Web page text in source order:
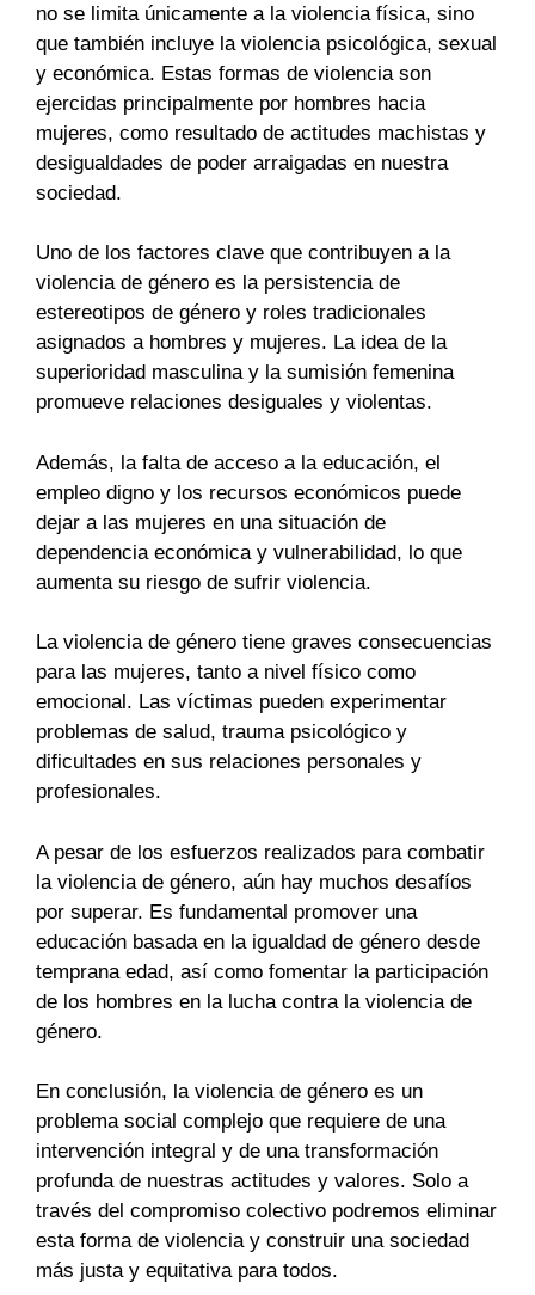
no se limita únicamente a la violencia física, sino
que también incluye la violencia psicológica, sexual
y económica. Estas formas de violencia son
ejercidas principalmente por hombres hacia
mujeres, como resultado de actitudes machistas y
desigualdades de poder arraigadas en nuestra
sociedad.
Uno de los factores clave que contribuyen a la
violencia de género es la persistencia de
estereotipos de género y roles tradicionales
asignados a hombres y mujeres. La idea de la
superioridad masculina y la sumisión femenina
promueve relaciones desiguales y violentas.
Además, la falta de acceso a la educación, el
empleo digno y los recursos económicos puede
dejar a las mujeres en una situación de
dependencia económica y vulnerabilidad, lo que
aumenta su riesgo de sufrir violencia.
La violencia de género tiene graves consecuencias
para las mujeres, tanto a nivel físico como
emocional. Las víctimas pueden experimentar
problemas de salud, trauma psicológico y
dificultades en sus relaciones personales y
profesionales.
A pesar de los esfuerzos realizados para combatir
la violencia de género, aún hay muchos desafíos
por superar. Es fundamental promover una
educación basada en la igualdad de género desde
temprana edad, así como fomentar la participación
de los hombres en la lucha contra la violencia de
género.
En conclusión, la violencia de género es un
problema social complejo que requiere de una
intervención integral y de una transformación
profunda de nuestras actitudes y valores. Solo a
través del compromiso colectivo podremos eliminar
esta forma de violencia y construir una sociedad
más justa y equitativa para todos.